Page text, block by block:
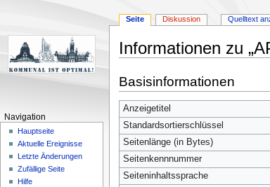
Informationen zu
Navigation
springen
Suche
springen
Basisinformationen
Anzeigetitel
Standardsortierschlüssel
Seitenlänge (in Bytes)
Seitenkennnummer
Seiteninhaltssprache
Seite Diskussion Quelltext
Navigation
Hauptseite
Aktuelle Ereignisse
Letzte Änderungen
Zufällige Seite
Hilfe